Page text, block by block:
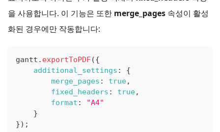
을 사용합니다. 이 기능은 또한 merge_pages 속성이 활성
화된 경우에만 작동합니다:
gantt . exportToPDF({
additional_settings :
{
merge_pages : true,
fixed_headers : true,
format :
"A4"
}
}) ;